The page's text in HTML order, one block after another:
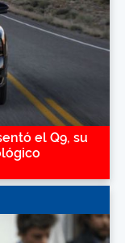
el Q9, su